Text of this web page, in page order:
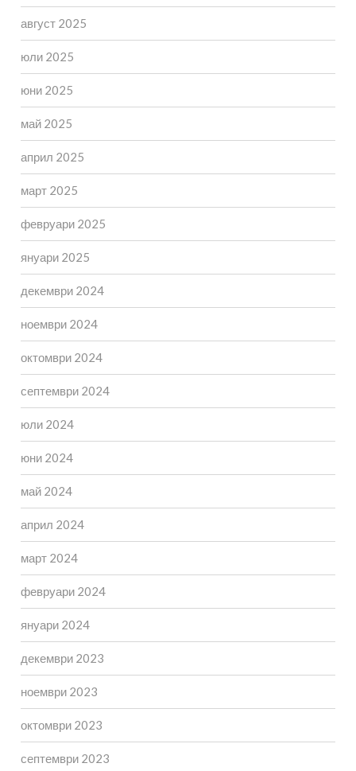
август 2025
юли 2025
юни 2025
май 2025
април 2025
март 2025
февруари 2025
януари 2025
декември 2024
ноември 2024
октомври 2024
септември 2024
юли 2024
юни 2024
май 2024
април 2024
март 2024
февруари 2024
януари 2024
декември 2023
ноември 2023
октомври 2023
септември 2023